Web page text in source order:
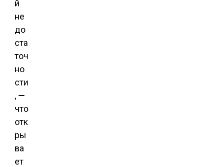
й
не
до
ста
точ
но
сти
, —
что
отк
ры
ва
ет